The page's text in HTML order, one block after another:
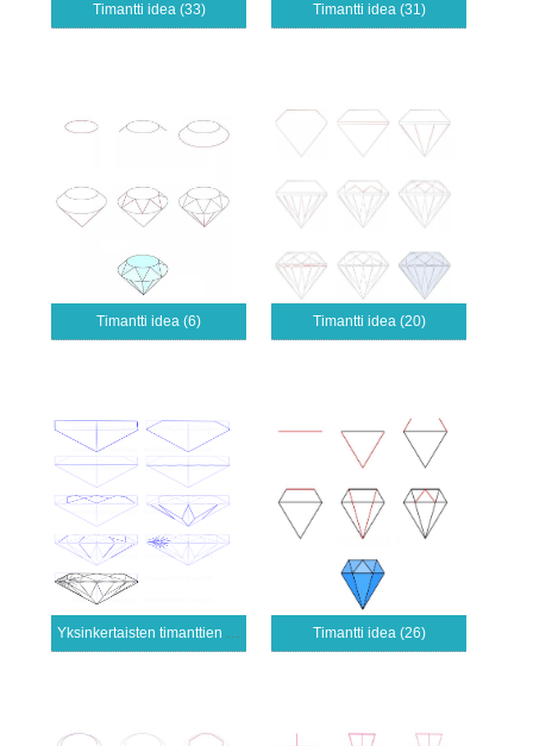
Timantti idea (33) Timantti idea (31)
Timantti idea (6) Timantti idea (20)
Yksinkertaisten timanttien piirtäminen Timantti idea (26)